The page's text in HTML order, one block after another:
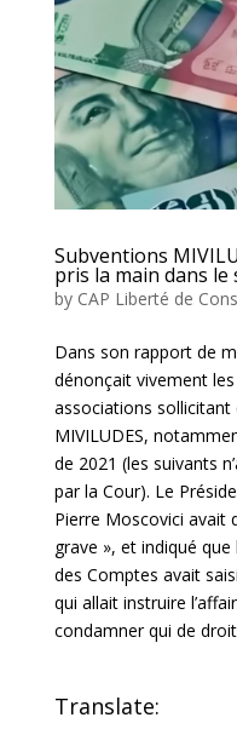
Subventions
pris la main dans le
by CAP Liberté de
Dans son rapport de
dénonçait vivement
associations
MIVILUDES,
de 2021 (les suivants
par la Cour). Le
Pierre Moscovici avait
grave », et indiqué
des Comptes avait
qui allait instruire
condamner qui de
Translate: